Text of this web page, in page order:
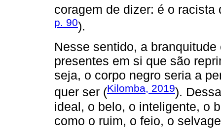
coragem de dizer: é o racista
p. 90).
Nesse sentido, a
presentes em si que são
seja, o corpo negro seria a
quer ser (Kilomba, 2019).
ideal, o belo, o inteligente, o
como o ruim, o feio, o